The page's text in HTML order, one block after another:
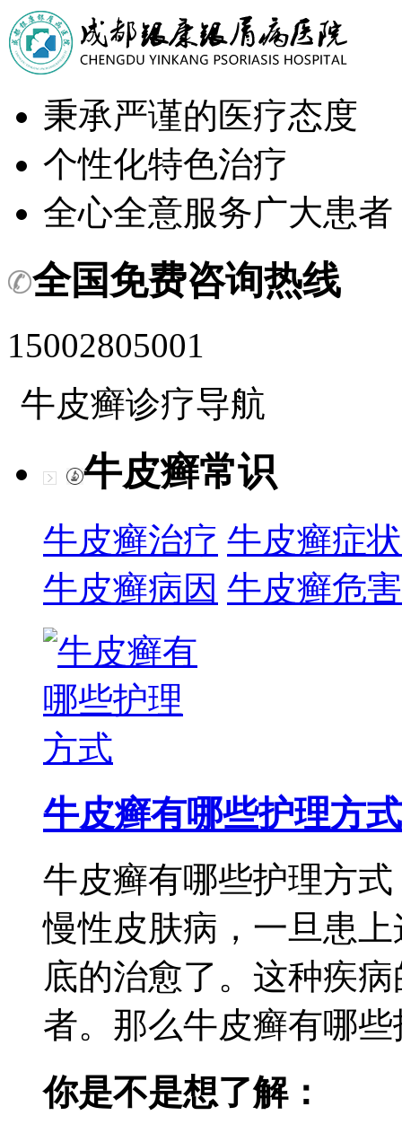
秉承严谨的医疗态度
个性化特色治疗
全心全意服务广大患者
全国免费咨询热线
15002805001
牛皮癣诊疗导航
牛皮癣常识
牛皮癣治疗 牛皮癣症状
牛皮癣病因 牛皮癣危害
牛皮癣有哪些护理方式
牛皮癣有哪些护理方
慢性皮肤病，一旦患
底的治愈了。这种疾
者。那么牛皮癣有哪
你是不是想了解：